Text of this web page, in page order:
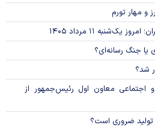
و مهار تورم
یک‌شنبه ۱۱ مرداد ۱۴۰۵
یا جنگ رسانه‌ای؟
اجتماعی معاون اول رئیس‌جمهور از
تولید ضروری است؟